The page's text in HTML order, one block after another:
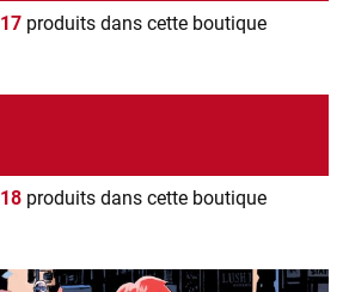
17produits dans cette boutique
18produits dans cette boutique